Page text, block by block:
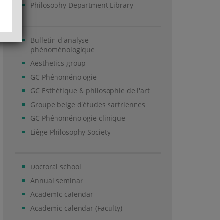
Philosophy Department Library
Bulletin d'analyse
phénoménologique
Aesthetics group
GC Phénoménologie
GC Esthétique & philosophie de l'art
Groupe belge d'études sartriennes
GC Phénoménologie clinique
Liège Philosophy Society
Doctoral school
Annual seminar
Academic calendar
Academic calendar (Faculty)